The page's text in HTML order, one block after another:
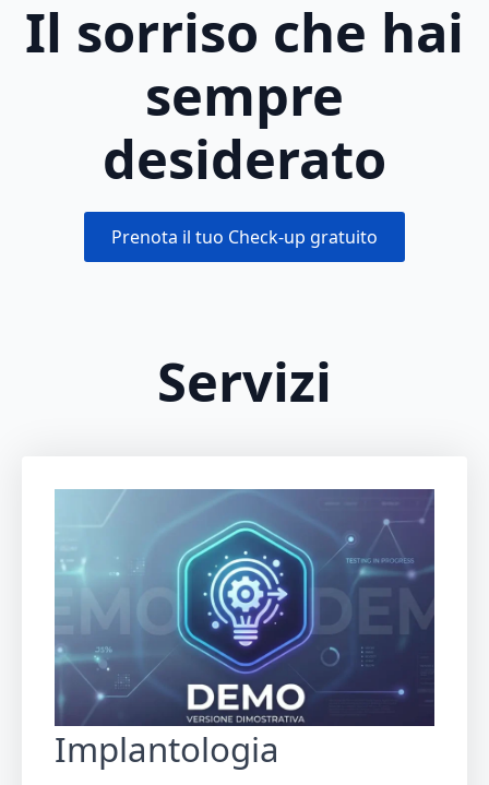
Il sorriso che hai
sempre
desiderato
Prenota il tuo Check-up gratuito
Servizi
Implantologia